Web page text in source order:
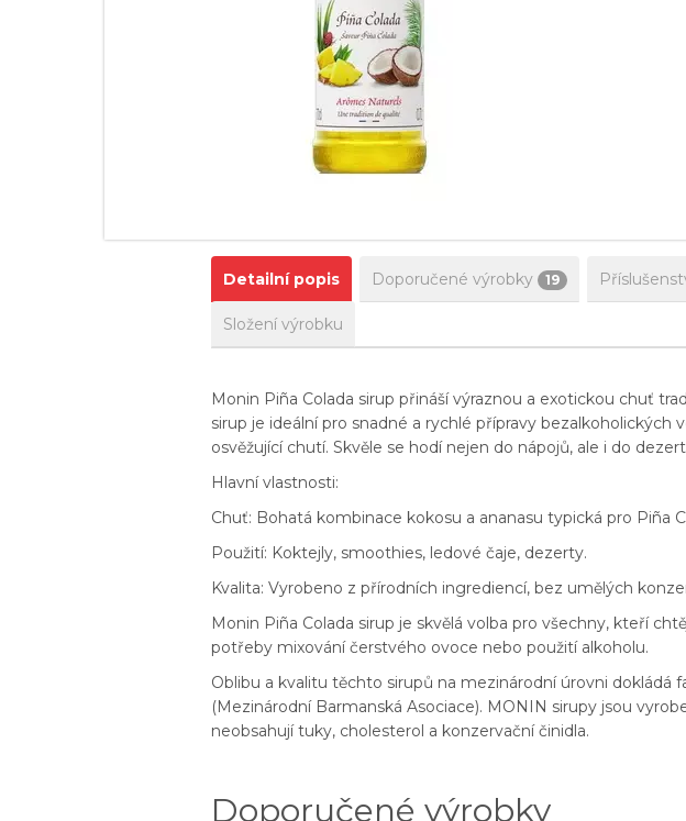
Detailní popis Doporučené výrobky 19
Složení výrobku
Monin Piña Colada sirup přináší výraznou a exotickou chuť
sirup je ideální pro snadné a rychlé přípravy
osvěžující chutí. Skvěle se hodí nejen do nápojů, ale i do
Hlavní vlastnosti:
Chuť: Bohatá kombinace kokosu a ananasu typická pro Piña
Použití: Koktejly, smoothies, ledové čaje, dezerty.
Kvalita: Vyrobeno z přírodních ingrediencí, bez umělých
Monin Piña Colada sirup je skvělá volba pro všechny, kteří
potřeby mixování čerstvého ovoce nebo použití alkoholu.
Oblibu a kvalitu těchto sirupů na mezinárodní úrovni
(Mezinárodní Barmanská Asociace). MONIN sirupy jsou
neobsahují tuky, cholesterol a konzervační činidla.
Doporučené výrobky